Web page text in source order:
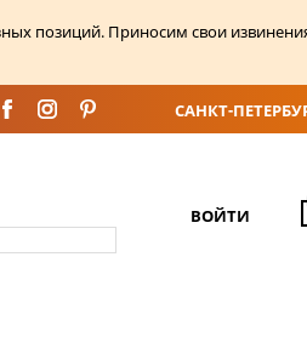
позиций. Приносим свои
САНКТ-
ВОЙТИ